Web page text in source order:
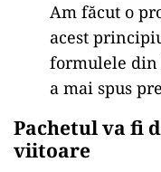
Am făcut o
acest
formulele din
a mai spus
Pachetul va fi
viitoare